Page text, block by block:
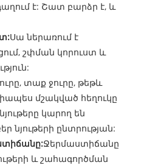
է: Շատ բարձր է, և
Սա ներառում է
շփման կորուստ և
տաք ջուրը, թեթև
մշակված հեղուկը
կարող են
նյութերի ընտրության:
Ջերմաստիճանը
և շահագործման